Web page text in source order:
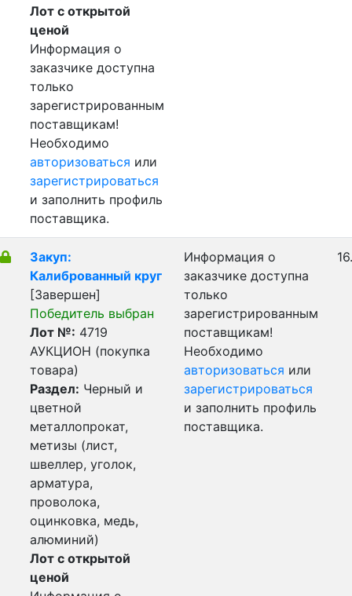
Лот с открытой
ценой
Информация о
заказчике доступна
только
зарегистрированным
поставщикам!
Необходимо
авторизоваться или
зарегистрироваться
и заполнить профиль
поставщика.
Закуп:
Калиброванный круг
[Завершен]
Победитель выбран
Лот №: 4719
АУКЦИОН (покупка
товара)
Раздел: Черный и
цветной
металлопрокат,
метизы (лист,
швеллер, уголок,
арматура,
проволока,
оцинковка, медь,
алюминий)
Лот с открытой
ценой
Информация о
заказчике доступна
только
зарегистрированным
поставщикам!
Необходимо
авторизоваться или
зарегистрироваться
и заполнить профиль
поставщика.